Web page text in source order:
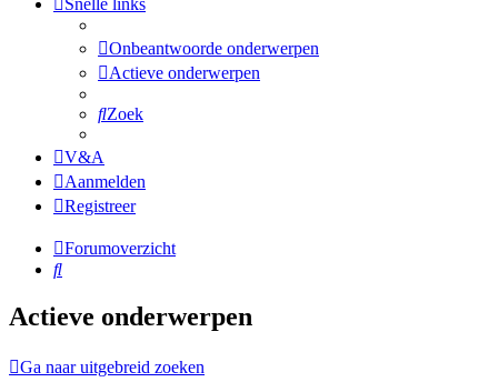
Snelle links
Onbeantwoorde onderwerpen
Actieve onderwerpen
Zoek
V&A
Aanmelden
Registreer
Forumoverzicht
Zoek
Actieve onderwerpen
Ga naar uitgebreid zoeken